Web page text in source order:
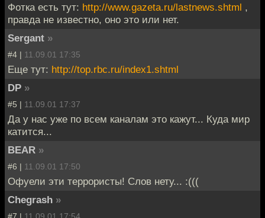
Фотка есть тут: http://www.gazeta.ru/lastnews.shtml ,
правда не известно, оно это или нет.
Sergant »
#4 | 11.09.01 17:35
Еще тут: http://top.rbc.ru/index1.shtml
DP »
#5 | 11.09.01 17:37
Да у нас уже по всем каналам это кажут... Куда мир
катится...
BEAR »
#6 | 11.09.01 17:50
Офуели эти террористы! Слов нету... :(((
Chegrash »